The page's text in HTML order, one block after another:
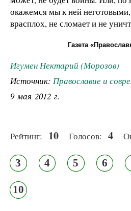
окажемся мы к ней неготовыми,
врасплох, не сломает и не
Газета
Игумен Нектарий (Морозов)
Источник: Православие и
9 мая 2012 г.
Рейтинг: 10 Голосов: 4
3 4 5 6
10